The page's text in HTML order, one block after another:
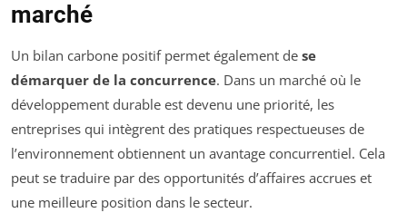
marché
Un bilan carbone positif permet également de se
démarquer de la concurrence. Dans un marché où le
développement durable est devenu une priorité, les
entreprises qui intègrent des pratiques respectueuses de
l’environnement obtiennent un avantage concurrentiel. Cela
peut se traduire par des opportunités d’affaires accrues et
une meilleure position dans le secteur.